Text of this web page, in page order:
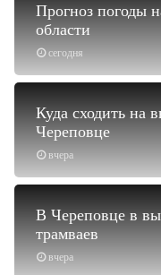
сегодня
Прогноз погоды
области
вчера
Куда сходить на
Череповце
вчера
В Череповце в
трамваев